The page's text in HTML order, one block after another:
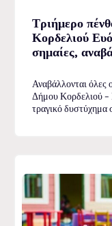
Τριήμερο
Κορδελιού
σημαίες,
Αναβάλλονται όλες
Δήμου Κορδελιού –
τραγικό δυστύχημα